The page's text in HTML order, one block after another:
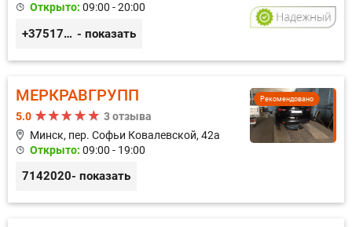
Открыто: 09:00 - 20:00
+375173212443 - показать
Рекомендовано
МЕРКРАВГРУПП
5.0
3 отзыва
Минск, пер. Софьи Ковалевской, 42а
Открыто: 09:00 - 19:00
7142020- показать